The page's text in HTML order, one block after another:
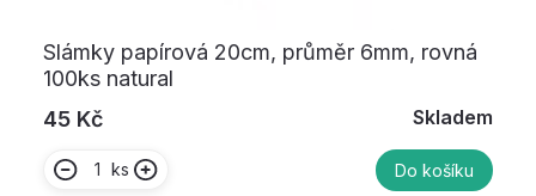
Slámky papírová 20cm, průměr 6mm, rovná
100ks natural
45 Kč
Skladem
ks Do košíku